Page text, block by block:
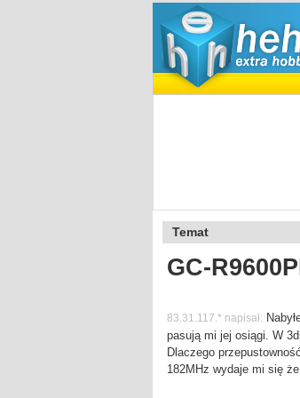
Temat
GC-
83.31.117.* napisał:
pasują mi jej osiągi. W
Dlaczego
182MHz wydaje mi się